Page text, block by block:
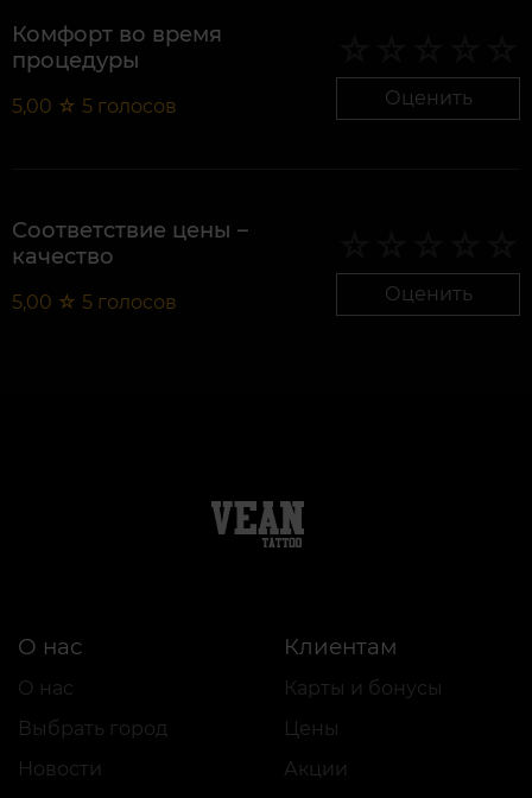
Комфорт во время
процедуры
5,00 ☆ 5 голосов Оценить
Соответствие цены –
качество
5,00 ☆ 5 голосов Оценить
О нас
О нас
Выбрать город
Новости
Клиентам
Карты и бонусы
Цены
Акции